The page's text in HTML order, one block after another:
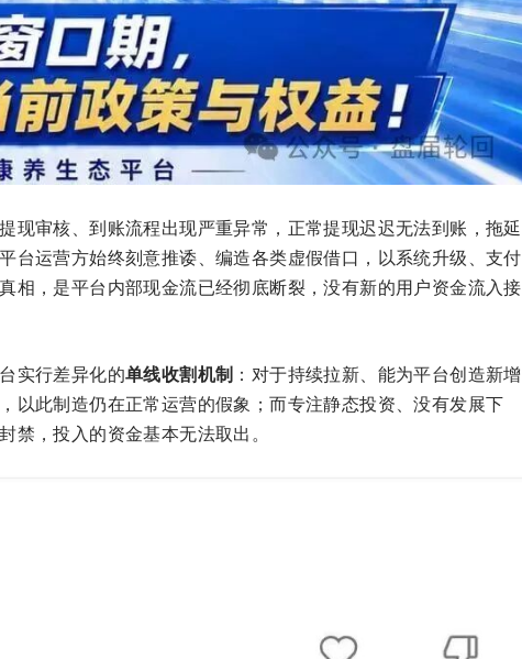
现审核、到账流程出现严重异常，正常提现迟迟无法到账，拖延
台运营方始终刻意推诿、编造各类虚假借口，以系统升级、支付
相，是平台内部现金流已经彻底断裂，没有新的用户资金流入接
实行差异化的单线收割机制 ：对于持续拉新、能为平台创造新增
以此制造仍在正常运营的假象；而专注静态投资、没有发展下
，投入的资金基本无法取出。